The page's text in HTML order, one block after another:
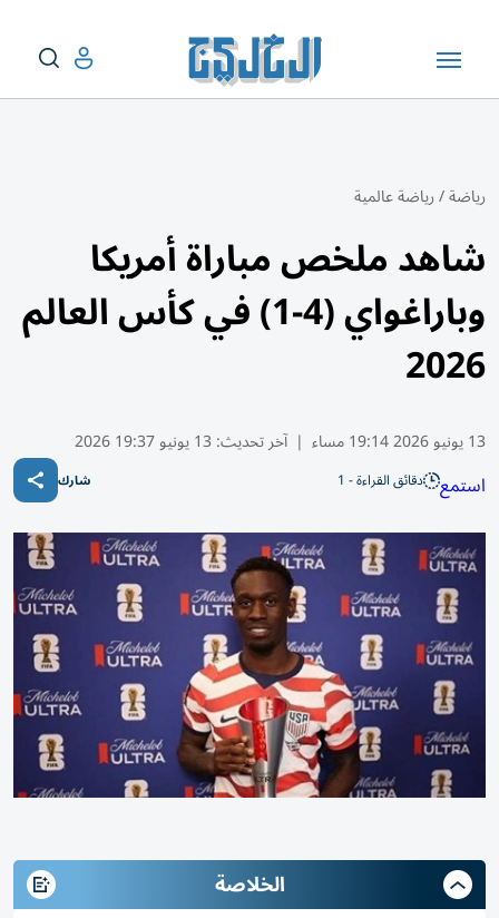
رياضة/رياضة عالمية
شاهد ملخص مباراة أمريكا
وباراغواي (4-1) في كأس العالم
2026
13 يونيو 2026 19:14 مساء | آخر تحديث: 13 يونيو 19:37 2026
استمع دقائق القراءة - 1 شارك
الخلاصة